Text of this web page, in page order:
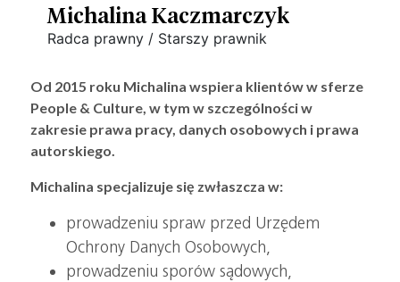
Michalina Kaczmarczyk
Radca prawny / Starszy prawnik
Od 2015 roku Michalina wspiera klientów w sferze
People & Culture, w tym w szczególności w
zakresie prawa pracy, danych osobowych i prawa
autorskiego.
Michalina specjalizuje się zwłaszcza w:
prowadzeniu spraw przed Urzędem
Ochrony Danych Osobowych,
prowadzeniu sporów sądowych,